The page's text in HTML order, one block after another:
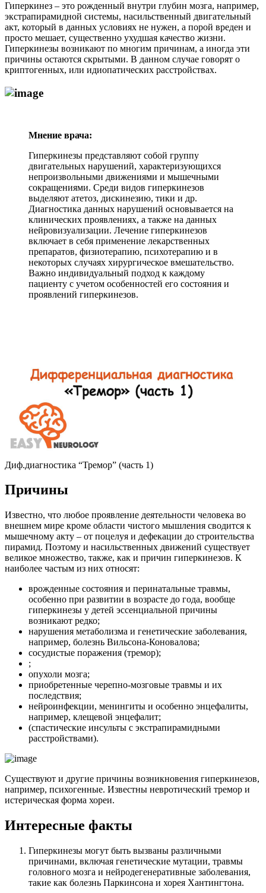
Гиперкинез – это рожденный внутри глубин мозга, например,
экстрапирамидной системы, насильственный двигательный
акт, который в данных условиях не нужен, а порой вреден и
просто мешает, существенно ухудшая качество жизни.
Гиперкинезы возникают по многим причинам, а иногда эти
причины остаются скрытыми. В данном случае говорят о
криптогенных, или идиопатических расстройствах.
Мнение врача:
Гиперкинезы представляют собой группу
двигательных нарушений, характеризующихся
непроизвольными движениями и мышечными
сокращениями. Среди видов гиперкинезов
выделяют атетоз, дискинезию, тики и др.
Диагностика данных нарушений основывается на
клинических проявлениях, а также на данных
нейровизуализации. Лечение гиперкинезов
включает в себя применение лекарственных
препаратов, физиотерапию, психотерапию и в
некоторых случаях хирургическое вмешательство.
Важно индивидуальный подход к каждому
пациенту с учетом особенностей его состояния и
проявлений гиперкинезов.
Диф.диагностика “Тремор” (часть 1)
Причины
Известно, что любое проявление деятельности человека во
внешнем мире кроме области чистого мышления сводится к
мышечному акту – от поцелуя и дефекации до строительства
пирамид. Поэтому и насильственных движений существует
великое множество, также, как и причин гиперкинезов. К
наиболее частым из них относят:
врожденные состояния и перинатальные травмы,
особенно при развитии в возрасте до года, вообще
гиперкинезы у детей эссенциальной причины
возникают редко;
нарушения метаболизма и генетические заболевания,
например, болезнь Вильсона-Коновалова;
сосудистые поражения (тремор);
;
опухоли мозга;
приобретенные черепно-мозговые травмы и их
последствия;
нейроинфекции, менингиты и особенно энцефалиты,
например, клещевой энцефалит;
(спастические инсульты с экстрапирамидными
расстройствами).
Существуют и другие причины возникновения гиперкинезов,
например, психогенные. Известны невротический тремор и
истерическая форма хореи.
Интересные факты
Гиперкинезы могут быть вызваны различными
причинами, включая генетические мутации, травмы
головного мозга и нейродегенеративные заболевания,
такие как болезнь Паркинсона и хорея Хантингтона.